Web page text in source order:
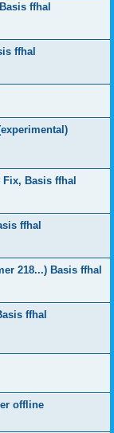
ffhal
ffhal
Basis ffhal
ffhal
218...) Basis ffhal
ffhal
offline